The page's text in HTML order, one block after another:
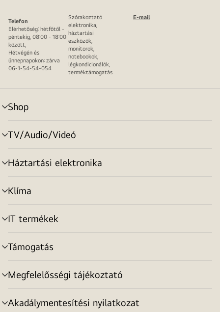
Telefon
Elérhetőség: hétfőtől -
péntekig, 08:00 - 18:00
között,
Hétvégén és
ünnepnapokon: zárva
06-1-54-54-054
Szórakoztató
elektronika,
háztartási
eszközök,
monitorok,
notebookok,
légkondicionálók,
terméktámogatás
E-mail
Shop
menu
toggle
TV/Audio/Videó
menu
toggle
Háztartási elektronika
menu
toggle
Klíma
menu
toggle
IT termékek
menu
toggle
Támogatás
menu
toggle
Megfelelősségi tájékoztató
menu
toggle
Akadálymentesítési nyilatkozat
menu